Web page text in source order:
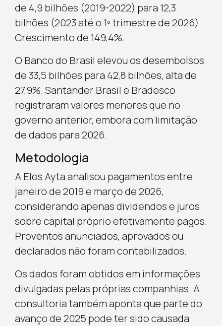
de 4,9 bilhões (2019-2022) para 12,3
bilhões (2023 até o 1º trimestre de 2026).
Crescimento de 149,4%.
O Banco do Brasil elevou os desembolsos
de 33,5 bilhões para 42,8 bilhões, alta de
27,9%. Santander Brasil e Bradesco
registraram valores menores que no
governo anterior, embora com limitação
de dados para 2026.
Metodologia
A Elos Ayta analisou pagamentos entre
janeiro de 2019 e março de 2026,
considerando apenas dividendos e juros
sobre capital próprio efetivamente pagos.
Proventos anunciados, aprovados ou
declarados não foram contabilizados.
Os dados foram obtidos em informações
divulgadas pelas próprias companhias. A
consultoria também aponta que parte do
avanço de 2025 pode ter sido causada